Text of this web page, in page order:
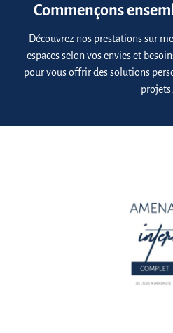
Commençons
Découvrez nos prestations sur
espaces selon vos envies et
pour vous offrir des solutions
projets.